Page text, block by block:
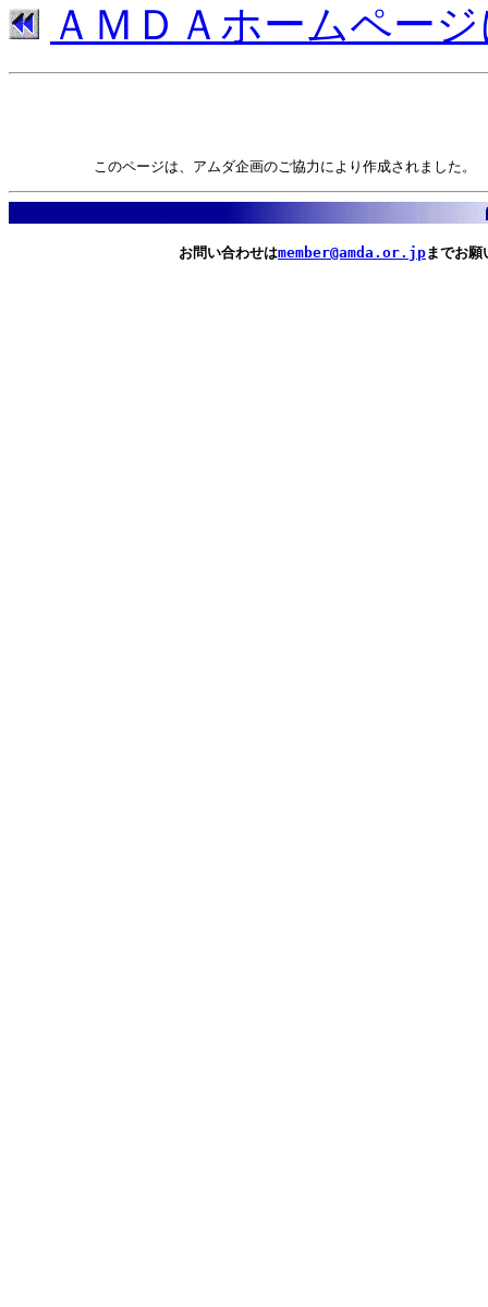
ＡＭＤＡホームペー
このページは、アムダ企画のご協力により作成されました。
お問い合わせはmember@amda.or.jp